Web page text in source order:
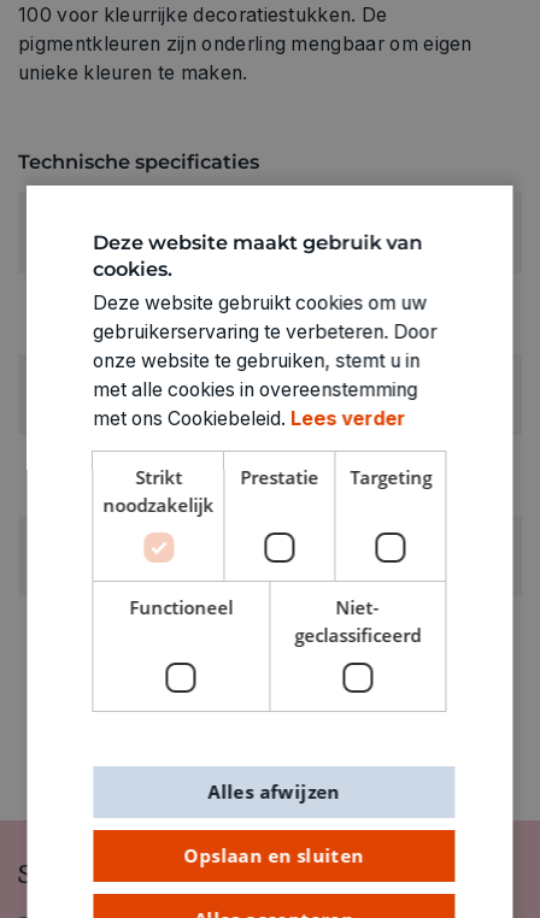
100 voor kleurrijke decoratiestukken. De
pigmentkleuren zijn onderling mengbaar om eigen
unieke kleuren te maken.
Technische specificaties
LEVERANCIERSKLEUR:
ARTIKELNUMMER
Schrijf je in op onze nieuwsbrief
Deze website maakt gebruik van
cookies.
Deze website gebruikt cookies om uw
gebruikerservaring te verbeteren. Door
onze website te gebruiken, stemt u in
met alle cookies in overeenstemming
met ons Cookiebeleid. Lees verder
Strikt
noodzakelijk
Prestatie Targeting
Functioneel
Niet-
geclassificeerd
Opslaan en sluiten
Alles afwijzen